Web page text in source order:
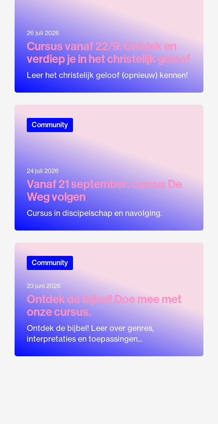
26 juli 2026
Cursus vanaf 22/9: Ontdek en
verdiep je in het christelijk geloof
Leer het christelijk geloof (opnieuw) kennen!
Community
24 juli 2026
Vanaf 21 september: cursus De
Weg volgen
Cursus in discipelschap en navolging.
Community
23 juni 2026
Ontdek de bijbel! Doe mee met
onze cursus.
Ontdek de bijbel! Leer over genres,
interpretaties en toepassingen...